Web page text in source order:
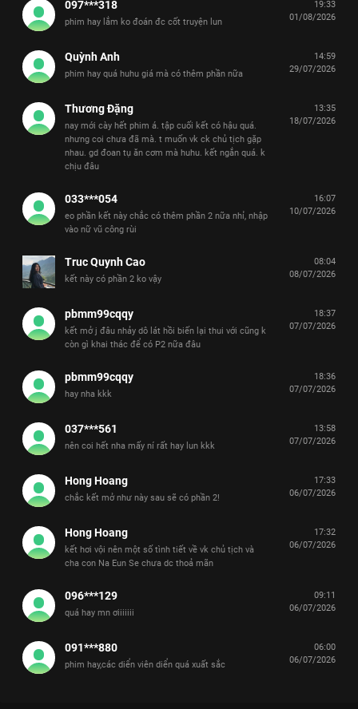
097***318
phim hay lắm ko đoán đc cốt truyện lun
19:33
01/08/2026
Quỳnh Anh
phim hay quá huhu giá mà có thêm phần nữa
14:59
29/07/2026
Thương Đặng
nay mới cày hết phim á. tập cuối kết có hậu quá.
nhưng coi chưa đã mà. t muốn vk ck chủ tịch gặp
nhau. gd đoan tụ ăn cơm mà huhu. kết ngắn quá. k
chịu đâu
13:35
18/07/2026
033***054
eo phần kết này chắc có thêm phần 2 nữa nhỉ, nhập
vào nữ vũ công rùi
16:07
10/07/2026
Truc Quynh Cao
kết này có phần 2 ko vậy
08:04
08/07/2026
pbmm99cqqy
kết mở j đâu nhảy dô lát hồi biến lại thui với cũng k
còn gì khai thác để có P2 nữa đâu
18:37
07/07/2026
pbmm99cqqy
hay nha kkk
18:36
07/07/2026
037***561
nên coi hết nha mấy ní rất hay lun kkk
13:58
07/07/2026
Hong Hoang
chắc kết mở như này sau sẽ có phần 2!
17:33
06/07/2026
Hong Hoang
kết hơi vội nên một số tình tiết về vk chủ tịch và
cha con Na Eun Se chưa dc thoả mãn
17:32
06/07/2026
096***129
quá hay mn ơiiiiiii
09:11
06/07/2026
091***880
phim hay,các diển viên diển quá xuất sắc
06:00
06/07/2026